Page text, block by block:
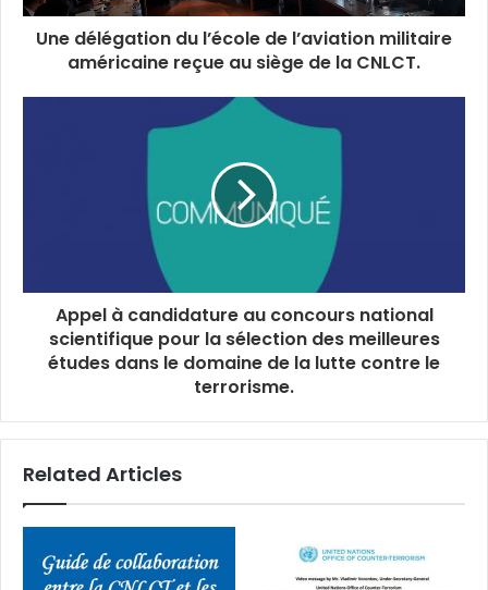
Une délégation du l’école de l’aviation militaire
américaine reçue au siège de la CNLCT.
Appel à candidature au concours national
scientifique pour la sélection des meilleures
études dans le domaine de la lutte contre le
terrorisme.
Related Articles